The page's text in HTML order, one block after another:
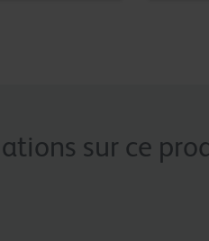
sur ce